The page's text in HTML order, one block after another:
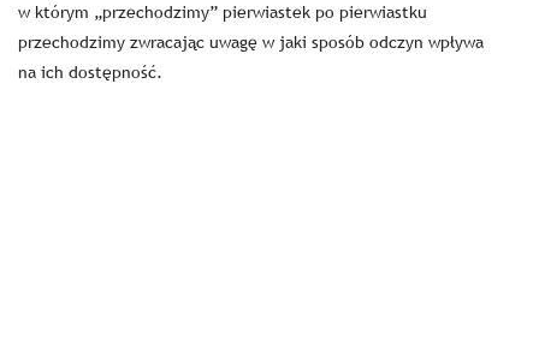
w którym „przechodzimy” pierwiastek po pierwiastku
przechodzimy zwracając uwagę w jaki sposób odczyn wpływa
na ich dostępność.